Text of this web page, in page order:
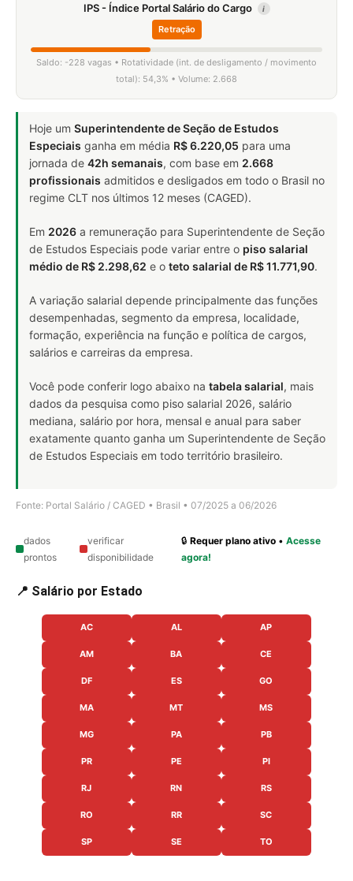
IPS - Índice Portal Salário do Cargo i
Retração
Saldo: -228 vagas • Rotatividade (int. de desligamento / movimento
total): 54,3% • Volume: 2.668
Hoje um Superintendente de Seção de Estudos
Especiais ganha em média R$ 6.220,05 para uma
jornada de 42h semanais, com base em 2.668
profissionais admitidos e desligados em todo o Brasil no
regime CLT nos últimos 12 meses (CAGED).
Em 2026 a remuneração para Superintendente de Seção
de Estudos Especiais pode variar entre o piso salarial
médio de R$ 2.298,62 e o teto salarial de R$ 11.771,90.
A variação salarial depende principalmente das funções
desempenhadas, segmento da empresa, localidade,
formação, experiência na função e política de cargos,
salários e carreiras da empresa.
Você pode conferir logo abaixo na tabela salarial, mais
dados da pesquisa como piso salarial 2026, salário
mediana, salário por hora, mensal e anual para saber
exatamente quanto ganha um Superintendente de Seção
de Estudos Especiais em todo território brasileiro.
Fonte: Portal Salário / CAGED • Brasil • 07/2025 a 06/2026
dados
prontos
verificar
disponibilidade
🔒Requer plano ativo •Acesse
agora!
📍 Salário por Estado
AC AL AP
AM BA CE
DF ES GO
MA MT MS
MG PA PB
PR PE PI
RJ RN RS
RO RR SC
SP SE TO